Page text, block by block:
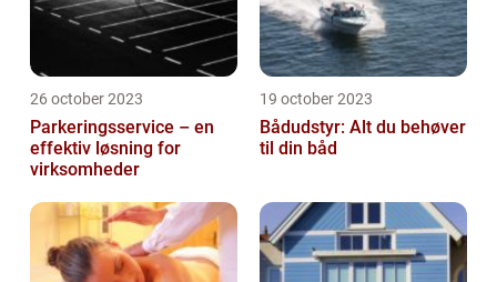
26 october 2023
Parkeringsservice – en
effektiv løsning for
virksomheder
19 october 2023
Bådudstyr: Alt du behøver
til din båd